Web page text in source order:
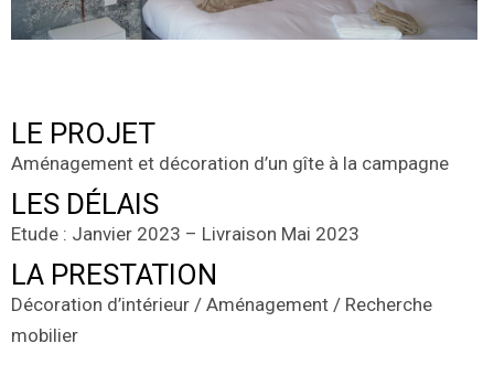
LE PROJET
Aménagement et décoration d’un gîte à la campagne
LES DÉLAIS
Etude : Janvier 2023 – Livraison Mai 2023
LA PRESTATION
Décoration d’intérieur / Aménagement / Recherche
mobilier